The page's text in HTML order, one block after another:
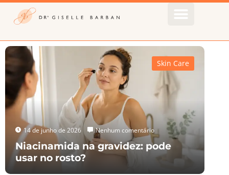
14 de junho de 2026 Nenhum comentário
Niacinamida na gravidez: pode
usar no rosto?
Skin Care